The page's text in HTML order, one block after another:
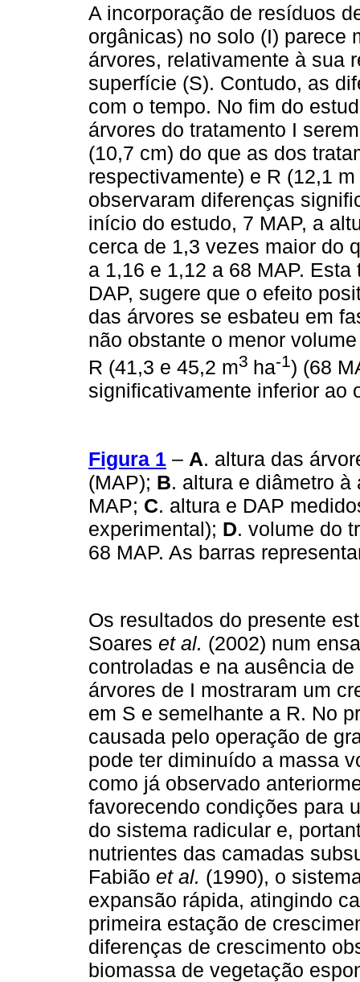
A incorporação de resíduos
orgânicas) no solo (I) parece
árvores, relativamente à sua
superfície (S). Contudo, as
com o tempo. No fim do
árvores do tratamento I
(10,7 cm) do que as dos
respectivamente) e R (12,1
observaram diferenças
início do estudo, 7 MAP, a
cerca de 1,3 vezes maior do
a 1,16 e 1,12 a 68 MAP.
DAP, sugere que o efeito
das árvores se esbateu em
não obstante o menor
R (41,3 e 45,2 m3 ha-1) (68
significativamente inferior ao
Figura 1 – A. altura das
(MAP); B. altura e diâmetro
MAP; C. altura e DAP
experimental); D. volume do
68 MAP. As barras
Os resultados do presente
Soares et al. (2002) num
controladas e na ausência
árvores de I mostraram um
em S e semelhante a R. No
causada pelo operação de
pode ter diminuído a massa
como já observado
favorecendo condições para
do sistema radicular e,
nutrientes das camadas
Fabião et al. (1990), o
expansão rápida, atingindo
primeira estação de
diferenças de crescimento
biomassa de vegetação